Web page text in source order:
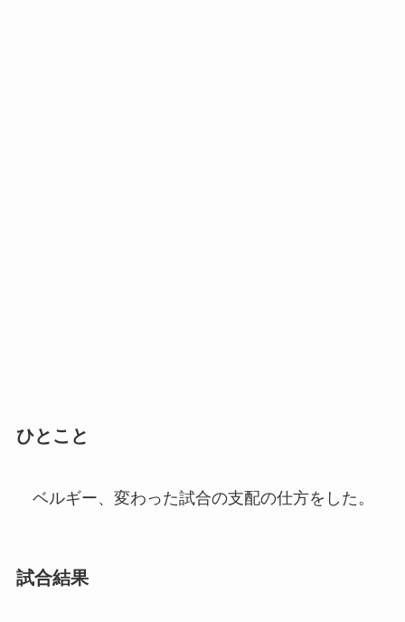
ひとこと
ベルギー、変わった試合の支配の仕方をした。
試合結果